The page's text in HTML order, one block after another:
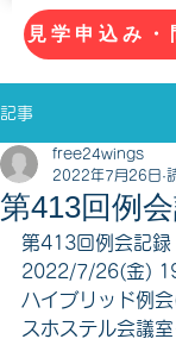
見学申込み・
記事
第413回例
free24wings
2022年7月26日
第413回例会記録
2022/7/26(金)
ハイブリッド例
スホステル会議